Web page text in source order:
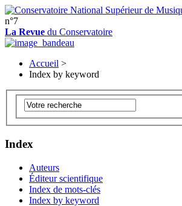
n°7
La Revue du Conservatoire
Accueil >
Index by keyword
Index
Auteurs
Éditeur scientifique
Index de mots-clés
Index by keyword